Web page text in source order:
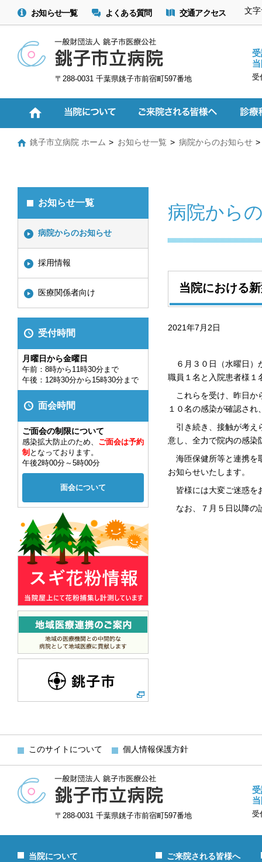
お知らせ一覧 よくある質問 交通アクセス 文
〒288-0031 千葉県銚子市前宿町597番地 受
銚子市立病院 ホーム お知らせ一覧 病院からのお知らせ
病院から
当院における
2021年7月2日
６月３０日（水曜日）
職員１名と入院患者様１
これらを受け、昨日か
１０名の感染が確認さ
引き続き、接触が考え
意し、全力で院内の感染
海匝保健所等と連携を
お知らせいたします。
皆様には大変ご迷惑を
なお、７月５日以降の
お知らせ一覧
病院からのお知らせ
採用情報
医療関係者向け
受付時間
月曜日から金曜日
午前：8時から11時30分まで
午後：12時30分から15時30分まで
面会時間
ご面会の制限について
感染拡大防止のため、 ご面会は予約
制 となっております。
午後2時00分～5時00分
面会について
このサイトについて 個人情報保護方針
〒288-0031 千葉県銚子市前宿町597番地 受
当院について
ご来院される皆様へ